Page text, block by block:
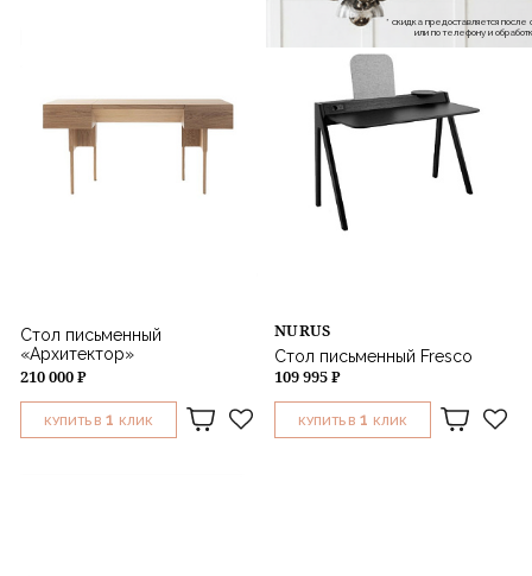
Стол письменный
«Архитектор»
210 000 ₽
КУПИТЬ В 1 КЛИК
NURUS
Стол письменный Fresco
109 995 ₽
КУПИТЬ В 1 КЛИК
* скидка предоставляется
или по телефону и